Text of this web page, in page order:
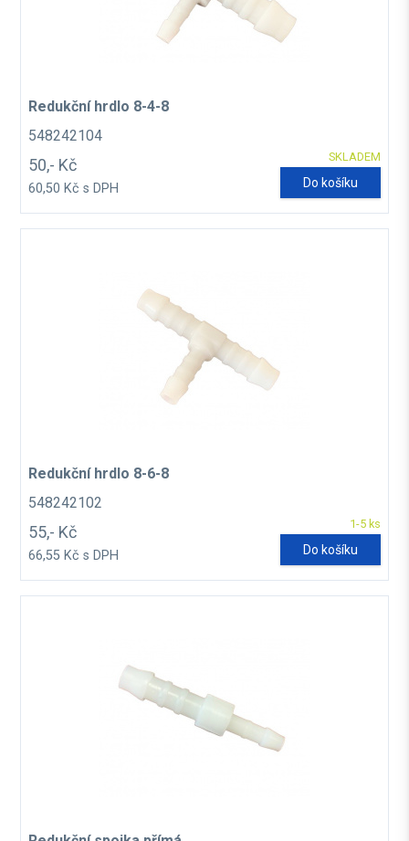
Redukční hrdlo 8-4-8
548242104
SKLADEM
50,- Kč
60,50 Kč s DPH Do košíku
Redukční hrdlo 8-6-8
548242102
1-5 ks
55,- Kč
66,55 Kč s DPH Do košíku